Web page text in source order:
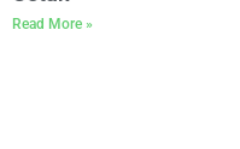
Read More »